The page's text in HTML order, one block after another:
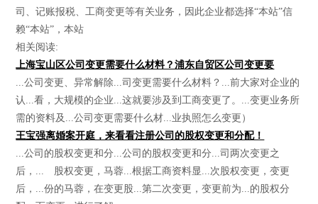
司、记账报税、工商变更等有关业务，因此企业都选择“本站”信
赖“本站”，本站
相关阅读:
上海宝山区公司变更需要什么材料？浦东自贸区公司变更要
...公司变更、异常解除...司变更需要什么材料？...前大家对企业的
认...看，大规模的企业...这就要涉及到工商变更了。...变更业务所
需的资料及...公司变更需要什么材...业执照怎么变更）
王宝强离婚案开庭，来看看注册公司的股权变更和分配！
...公司的股权变更和分...公司的股权变更和分...司两次变更之
后，... 股权变更，马蓉...根据工商资料显...次股权变更，变更
后，...份的马蓉，在变更股...第二次变更，变更前为...的股权分